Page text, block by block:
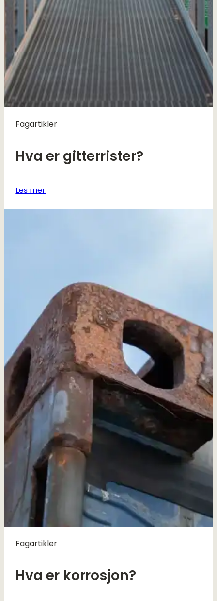
Fagartikler
Hva er gitterrister?
Les mer
Fagartikler
Hva er korrosjon?